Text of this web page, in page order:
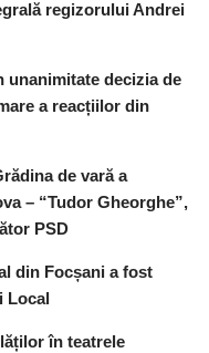
regizorului Andrei
unanimitate decizia de
a reacțiilor din
de vară a
– “Tudor Gheorghe”,
PSD
din Focșani a fost
Local
în teatrele